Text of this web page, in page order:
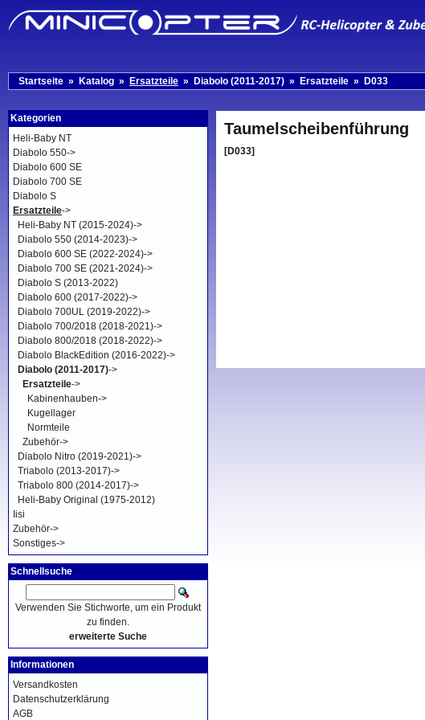
Startseite » Katalog » Ersatzteile » Diabolo (2011-2017) » Ersatzteile » D033
Taumelscheibenführung
[D033]
Kategorien
Heli-Baby NT
Diabolo 550->
Diabolo 600 SE
Diabolo 700 SE
Diabolo S
Ersatzteile->
Heli-Baby NT (2015-2024)->
Diabolo 550 (2014-2023)->
Diabolo 600 SE (2022-2024)->
Diabolo 700 SE (2021-2024)->
Diabolo S (2013-2022)
Diabolo 600 (2017-2022)->
Diabolo 700UL (2019-2022)->
Diabolo 700/2018 (2018-2021)->
Diabolo 800/2018 (2018-2022)->
Diabolo BlackEdition (2016-2022)->
Diabolo (2011-2017)->
Ersatzteile->
Kabinenhauben->
Kugellager
Normteile
Zubehör->
Diabolo Nitro (2019-2021)->
Triabolo (2013-2017)->
Triabolo 800 (2014-2017)->
Heli-Baby Original (1975-2012)
Iisi
Zubehör->
Sonstiges->
Schnellsuche
Verwenden Sie Stichworte, um ein Produkt
zu finden.
erweiterte Suche
Informationen
Versandkosten
Datenschutzerklärung
AGB